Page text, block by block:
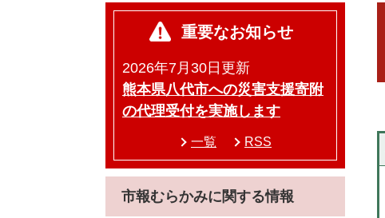
重要なお知らせ
2026年7月30日更新
熊本県八代市への災害支援寄附
の代理受付を実施します
一覧 RSS
市報むらかみに関する情報